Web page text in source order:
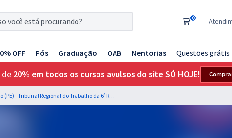
0
OFF Pós Graduação OAB Mentorias Questões grátis
de 20% em todos os cursos avulsos do site SÓ HOJE!
TRT 6ª Região (PE) - Tribunal Regional do Trabalho da 6ª Região - Conhecimentos Básicos Para do Cargo de Analista Judiciário - Área Judiciária